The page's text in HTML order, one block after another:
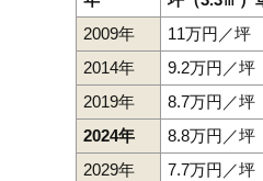
2009年
11万円／坪
2014年
9.2万円／坪
2019年
8.7万円／坪
2024年
8.8万円／坪
2029年
7.7万円／坪